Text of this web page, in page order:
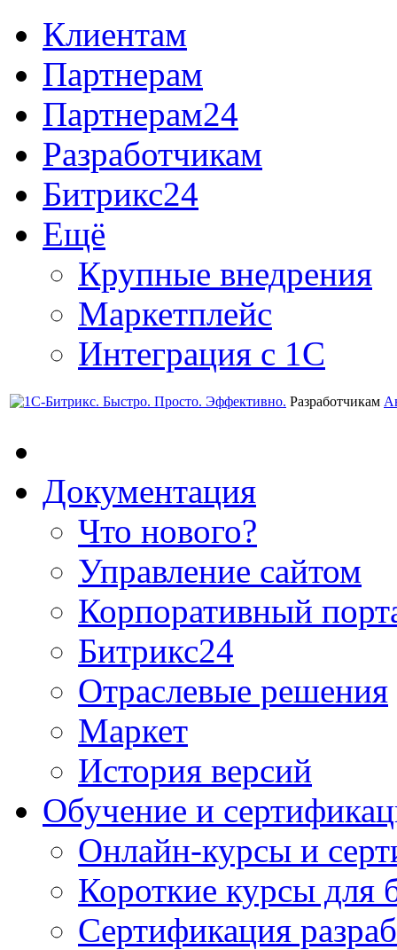
Клиентам
Партнерам
Партнерам24
Разработчикам
Битрикс24
Ещё
Крупные внедрения
Маркетплейс
Интеграция с 1С
Разработчикам
Документация
Что нового?
Управление сайтом
Корпоративный
Битрикс24
Отраслевые решения
Маркет
История версий
Обучение и
Онлайн-курсы и
Короткие курсы для
Сертификация